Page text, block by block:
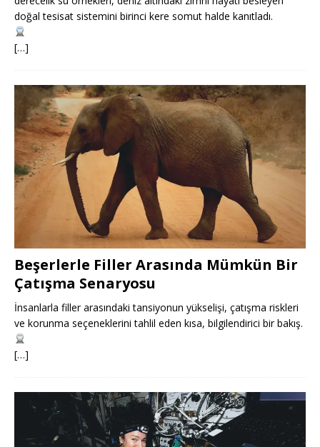
doğal tesisat sistemini birinci kere somut halde kanıtladı.
[…]
Beşerlerle Filler Arasında Mümkün Bir
Çatışma Senaryosu
İnsanlarla filler arasındaki tansiyonun yükselişi, çatışma riskleri
ve korunma seçeneklerini tahlil eden kısa, bilgilendirici bir bakış.
[…]